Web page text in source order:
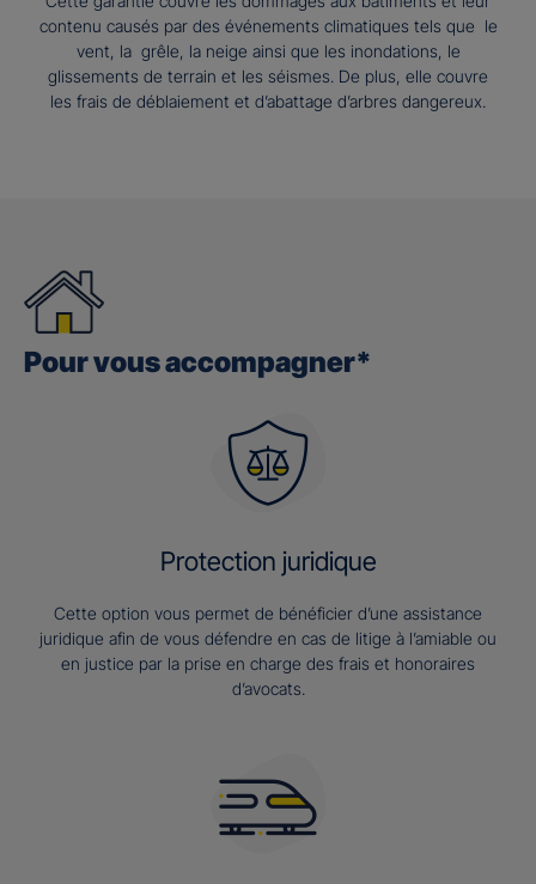
contenu causés par des événements climatiques tels que le
vent, la grêle, la neige ainsi que les inondations, le
glissements de terrain et les séismes. De plus, elle couvre
les frais de déblaiement et d’abattage d’arbres dangereux.
Pour vous accompagner*
Protection juridique
Cette option vous permet de bénéficier d’une assistance
juridique afin de vous défendre en cas de litige à l’amiable ou
en justice par la prise en charge des frais et honoraires
d’avocats.